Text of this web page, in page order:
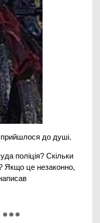
до душі.
поліція? Скільки
Якщо це незаконно,